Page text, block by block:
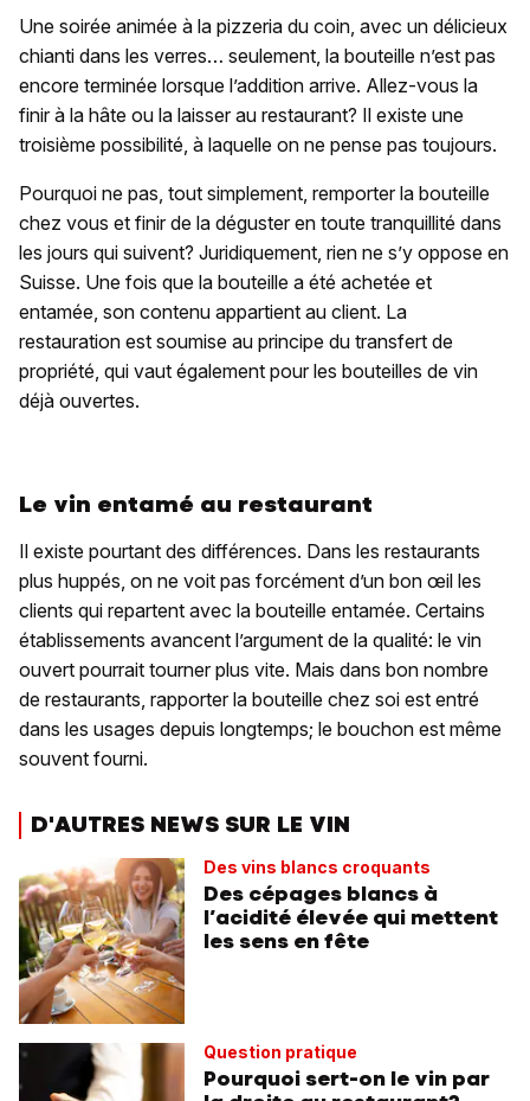
Une soirée animée à la pizzeria du coin, avec un délicieux
chianti dans les verres… seulement, la bouteille n’est pas
encore terminée lorsque l’addition arrive. Allez-vous la
finir à la hâte ou la laisser au restaurant? Il existe une
troisième possibilité, à laquelle on ne pense pas toujours.
Pourquoi ne pas, tout simplement, remporter la bouteille
chez vous et finir de la déguster en toute tranquillité dans
les jours qui suivent? Juridiquement, rien ne s’y oppose en
Suisse. Une fois que la bouteille a été achetée et
entamée, son contenu appartient au client. La
restauration est soumise au principe du transfert de
propriété, qui vaut également pour les bouteilles de vin
déjà ouvertes.
Le vin entamé au restaurant
Il existe pourtant des différences. Dans les restaurants
plus huppés, on ne voit pas forcément d’un bon œil les
clients qui repartent avec la bouteille entamée. Certains
établissements avancent l’argument de la qualité: le vin
ouvert pourrait tourner plus vite. Mais dans bon nombre
de restaurants, rapporter la bouteille chez soi est entré
dans les usages depuis longtemps; le bouchon est même
souvent fourni.
D'AUTRES NEWS SUR LE VIN
Des vins blancs croquants
Des cépages blancs à
l’acidité élevée qui mettent
les sens en fête
Question pratique
Pourquoi sert-on le vin par